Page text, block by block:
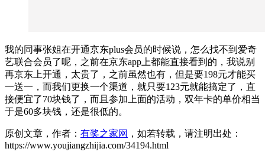
我的同事张姐在开通京东plus会员的时候说，怎么找不到爱奇
艺联合会员了呢，之前在京东app上都能直接看到的，我说别
再京东上开通，太贵了，之前虽然也有，但是要198元才能买
一送一，而我们更换一个渠道，就只要123元就能搞定了，直
接便宜了70块钱了，而且参加上面的活动，双年卡的单价相当
于是60多块钱，还是很低的。
原创文章，作者： 有奖之家网 ，如若转载，请注明出处：
https://www.youjiangzhijia.com/34194.html